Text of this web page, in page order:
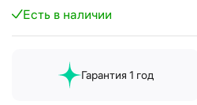
Есть в наличии
Гарантия 1 год